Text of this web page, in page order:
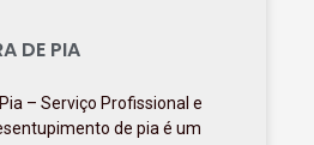
DE PIA
– Serviço Profissional e
de pia é um